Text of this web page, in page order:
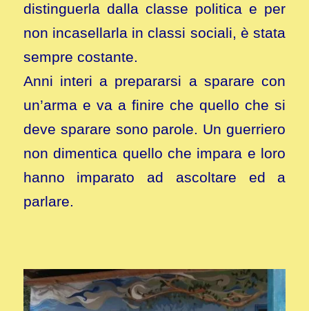
distinguerla dalla classe politica e per
non incasellarla in classi sociali, è stata
sempre costante.
Anni interi a prepararsi a sparare con
un’arma e va a finire che quello che si
deve sparare sono parole. Un guerriero
non dimentica quello che impara e loro
hanno imparato ad ascoltare ed a
parlare.